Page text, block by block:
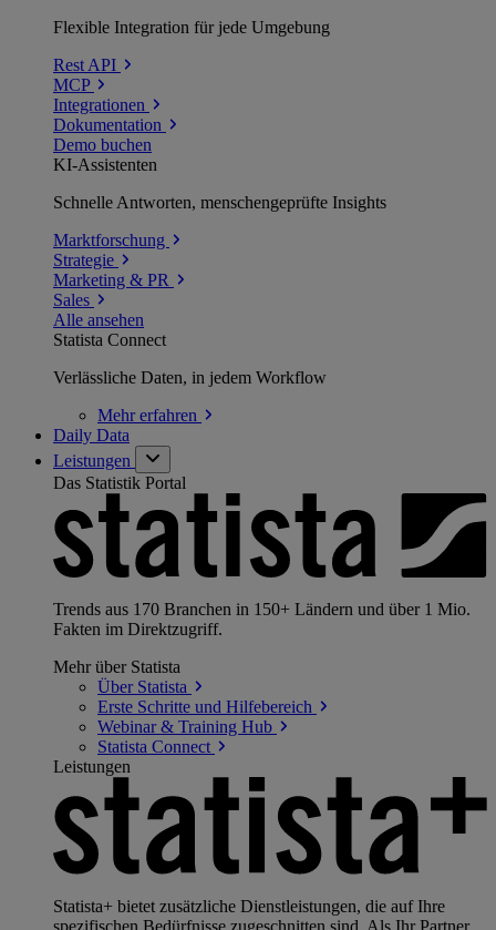
Flexible Integration für jede Umgebung
Rest API
MCP
Integrationen
Dokumentation
Demo buchen
KI-Assistenten
Schnelle Antworten, menschengeprüfte Insights
Marktforschung
Strategie
Marketing & PR
Sales
Alle ansehen
Statista Connect
Verlässliche Daten, in jedem Workflow
Mehrerfahren
Daily Data
Leistungen
Das Statistik Portal
Trends aus 170 Branchen in 150+ Ländern und über 1 Mio.
Fakten im Direktzugriff.
Mehr über Statista
Über Statista
Erste Schritte und Hilfebereich
Webinar & Training Hub
Statista Connect
Leistungen
Statista+ bietet zusätzliche Dienstleistungen, die auf Ihre
spezifischen Bedürfnisse zugeschnitten sind. Als Ihr Partner